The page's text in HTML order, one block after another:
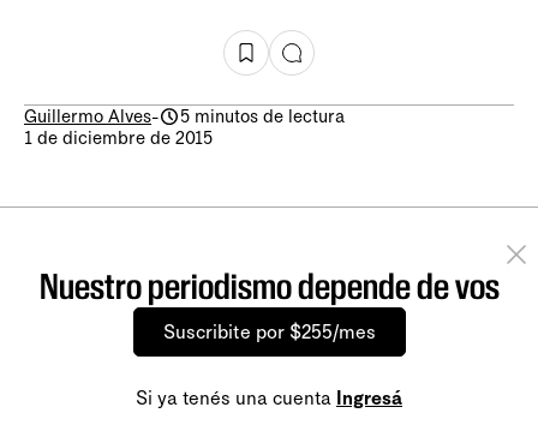
Guillermo Alves-
5 minutos de lectura
1 de diciembre de 2015
Nuestro periodismo depende de vos
Suscribite por $255/mes
Si ya tenés una cuenta Ingresá